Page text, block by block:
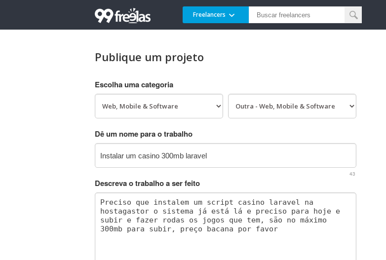
Freelancers
Publique um projeto
Escolha uma categoria
Dê um nome para o trabalho
43
Descreva o trabalho a ser feito